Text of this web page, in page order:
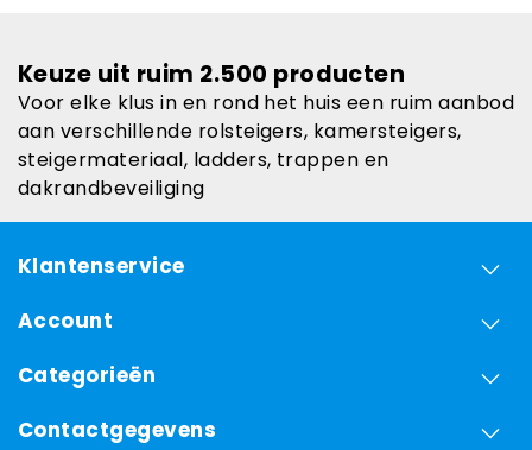
Keuze uit ruim 2.500 producten
Voor elke klus in en rond het huis een ruim aanbod
aan verschillende rolsteigers, kamersteigers,
steigermateriaal, ladders, trappen en
dakrandbeveiliging
Klantenservice
Account
Categorieën
Contactgegevens